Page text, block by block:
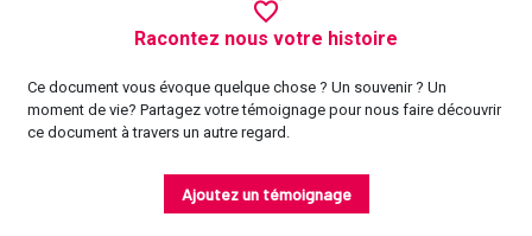
Racontez nous votre histoire
Ce document vous évoque quelque chose ? Un souvenir ? Un
moment de vie? Partagez votre témoignage pour nous faire découvrir
ce document à travers un autre regard.
Ajoutez un témoignage